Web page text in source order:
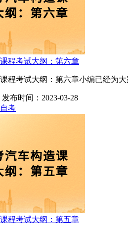
程考试大纲：第六章
程考试大纲：第六章小编已经为
发布时间：2023-03-28
考
程考试大纲：第五章